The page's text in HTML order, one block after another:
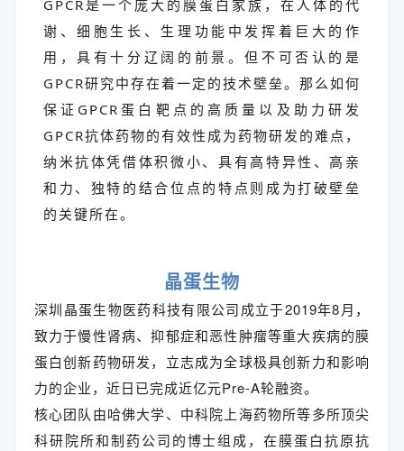
GPCR是一个庞大的膜蛋白家族，在人体的代
谢、细胞生长、生理功能中发挥着巨大的作
用，具有十分辽阔的前景。但不可否认的是
GPCR研究中存在着一定的技术壁垒。那么如何
保证GPCR蛋白靶点的高质量以及助力研发
GPCR抗体药物的有效性成为药物研发的难点，
纳米抗体凭借体积微小、具有高特异性、高亲
和力、独特的结合位点的特点则成为打破壁垒
的关键所在。
晶蛋生物
深圳晶蛋生物医药科技有限公司成立于2019年8月，
致力于慢性肾病、抑郁症和恶性肿瘤等重大疾病的膜
蛋白创新药物研发，立志成为全球极具创新力和影响
力的企业，近日已完成近亿元Pre-A轮融资。
核心团队由哈佛大学、中科院上海药物所等多所顶尖
科研院所和制药公司的博士组成，在膜蛋白抗原抗